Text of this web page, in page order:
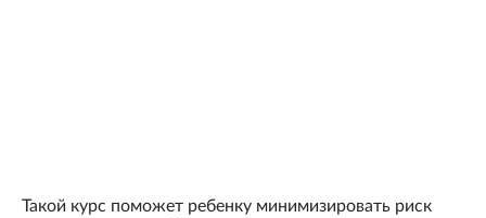
Такой курс поможет ребенку минимизировать риск